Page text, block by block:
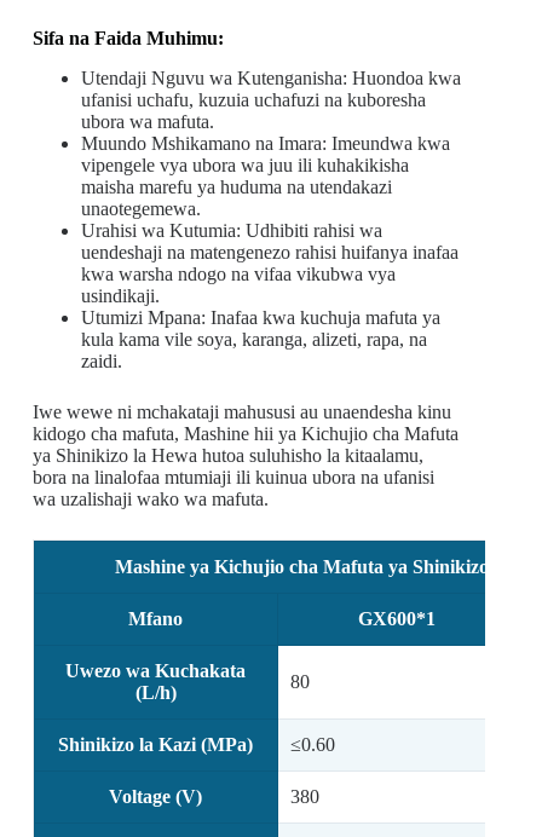
Sifa na Faida Muhimu:
Utendaji Nguvu wa Kutenganisha: Huondoa kwa
ufanisi uchafu, kuzuia uchafuzi na kuboresha
ubora wa mafuta.
Muundo Mshikamano na Imara: Imeundwa kwa
vipengele vya ubora wa juu ili kuhakikisha
maisha marefu ya huduma na utendakazi
unaotegemewa.
Urahisi wa Kutumia: Udhibiti rahisi wa
uendeshaji na matengenezo rahisi huifanya inafaa
kwa warsha ndogo na vifaa vikubwa vya
usindikaji.
Utumizi Mpana: Inafaa kwa kuchuja mafuta ya
kula kama vile soya, karanga, alizeti, rapa, na
zaidi.
Iwe wewe ni mchakataji mahususi au unaendesha kinu
kidogo cha mafuta, Mashine hii ya Kichujio cha Mafuta
ya Shinikizo la Hewa hutoa suluhisho la kitaalamu,
bora na linalofaa mtumiaji ili kuinua ubora na ufanisi
wa uzalishaji wako wa mafuta.
Mashine ya Kichujio cha Mafuta ya Shinikizo la
Mfano GX600*1
Uwezo wa Kuchakata
(L/h)
80
Shinikizo la Kazi (MPa) ≤0.60
Voltage (V) 380